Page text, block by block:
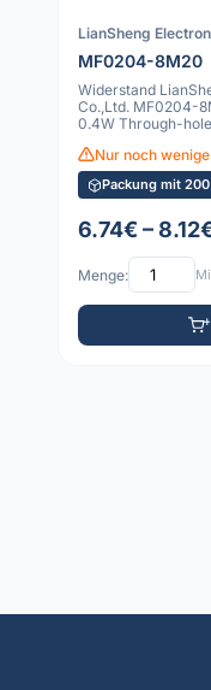
LianSheng
MF0204-8M20
Widerstand
Co.,Ltd. MF0204-
0.4W Through-hole
Nur noch
Packung mit
6.74€ –
Menge: